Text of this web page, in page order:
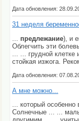
Дата обновления:
31 неделя
предлежание), и
Облегчить эти
... ... грудной
стойкая изжога.
Дата обновления:
А мне можно...
... который
Солнечные ... ...